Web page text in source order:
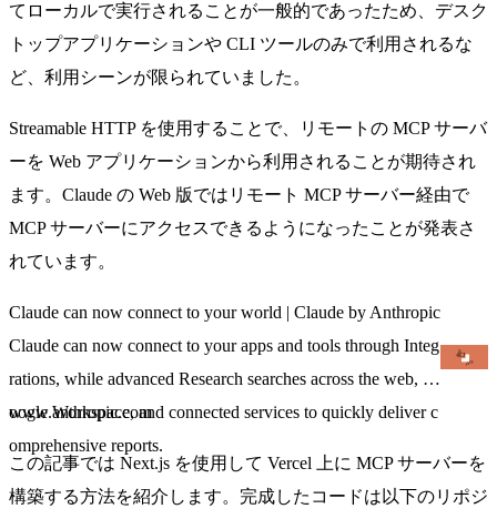
てローカルで実行されることが一般的であったため、デスク
トップアプリケーションや CLI ツールのみで利用されるな
ど、利用シーンが限られていました。
Streamable HTTP を使用することで、リモートの MCP サーバ
ーを Web アプリケーションから利用されることが期待され
ます。Claude の Web 版ではリモート MCP サーバー経由で
MCP サーバーにアクセスできるようになったことが発表さ
れています。
Claude can now connect to your world | Claude by Anthropic
Claude can now connect to your apps and tools through Integ
rations, while advanced Research searches across the web, G
oogle Workspace, and connected services to quickly deliver c
omprehensive reports.
www.anthropic.com
この記事では Next.js を使用して Vercel 上に MCP サーバーを
構築する方法を紹介します。完成したコードは以下のリポジ